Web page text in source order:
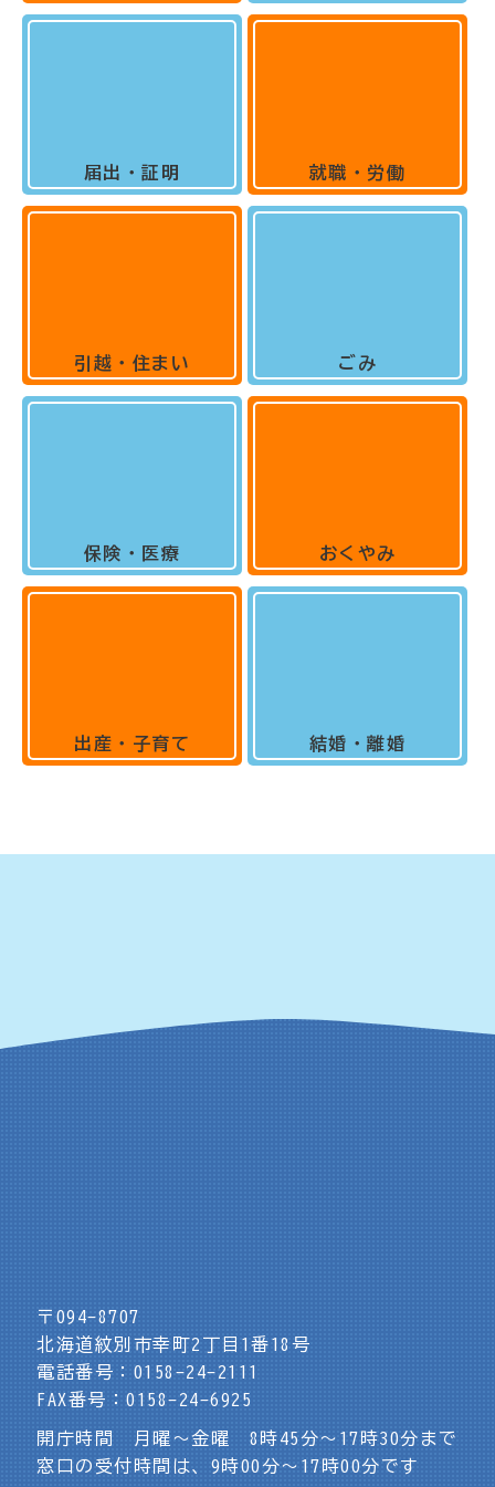
届出・証明
引越・住まい
保険・医療
出産・子育て
就職・労働
ごみ
おくやみ
結婚・離婚
〒094-8707
北海道紋別市幸町2丁目1番18号
電話番号：0158-24-2111
FAX番号：0158-24-6925
開庁時間 月曜～金曜 8時45分～17時30分まで
窓口の受付時間は、9時00分～17時00分です